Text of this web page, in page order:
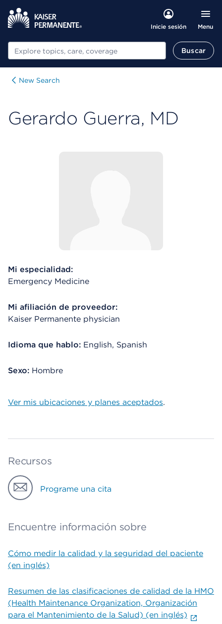
Inicie sesión Menu
Buscar Buscar
New Search
Gerardo Guerra, MD
Mi especialidad:
Emergency Medicine
Mi afiliación de proveedor:
Kaiser Permanente physician
Idioma que hablo: English, Spanish
Sexo: Hombre
Ver mis ubicaciones y planes aceptados.
Recursos
Programe una cita
Encuentre información sobre
Cómo medir la calidad y la seguridad del paciente
(en inglés)
Resumen de las clasificaciones de calidad de la HMO
(Health Maintenance Organization, Organización
para el Mantenimiento de la Salud) (en inglés)